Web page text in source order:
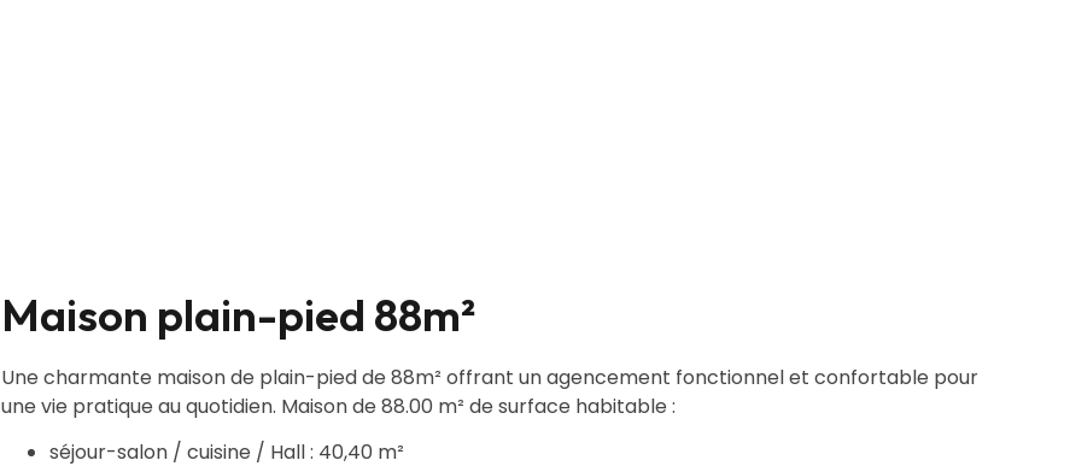
Maison plain-pied 88m²
Une charmante maison de plain-pied de 88m² offrant un agencement fonctionnel et confortable pour
une vie pratique au quotidien. Maison de 88.00 m² de surface habitable :
séjour-salon / cuisine / Hall : 40,40 m²